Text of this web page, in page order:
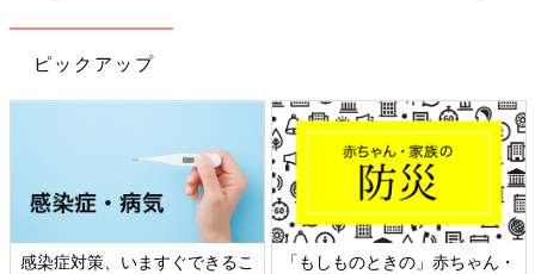
ピックアップ
感染症対策、いますぐできるこ
「もしものときの」赤ちゃん・